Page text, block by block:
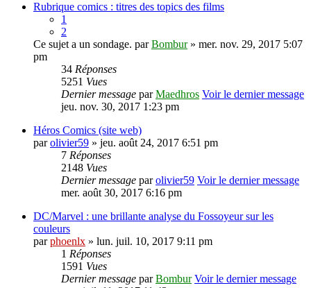
Rubrique comics : titres des topics des films
1
2
Ce sujet a un sondage. parBombur» mer. nov. 29, 2017 5:07
pm
34 Réponses
5251 Vues
Dernier message parMaedhros Voir le dernier message
jeu. nov. 30, 2017 1:23 pm
Héros Comics (site web)
parolivier59 » jeu. août 24, 2017 6:51 pm
7 Réponses
2148 Vues
Dernier message parolivier59 Voir le dernier message
mer. août 30, 2017 6:16 pm
DC/Marvel : une brillante analyse du Fossoyeur sur les
couleurs
parphoenlx » lun. juil. 10, 2017 9:11 pm
1 Réponses
1591 Vues
Dernier message parBombur Voir le dernier message